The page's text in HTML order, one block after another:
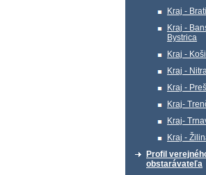
Kraj -
Kraj -
Bystrica
Kraj -
Kraj -
Kraj -
Kraj-
Kraj-
Kraj -
Profil
obstarávateľa